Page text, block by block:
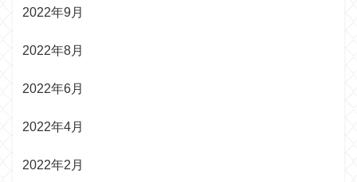
2022年9月
2022年8月
2022年6月
2022年4月
2022年2月